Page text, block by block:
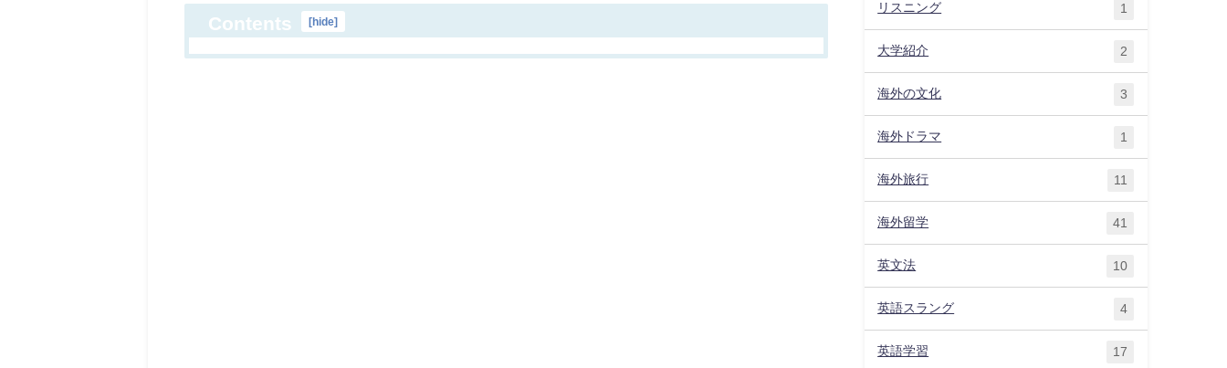
Contents [hide]
リスニング 1
大学紹介 2
海外の文化 3
海外ドラマ 1
海外旅行 11
海外留学 41
英文法 10
英語スラング 4
英語学習 17